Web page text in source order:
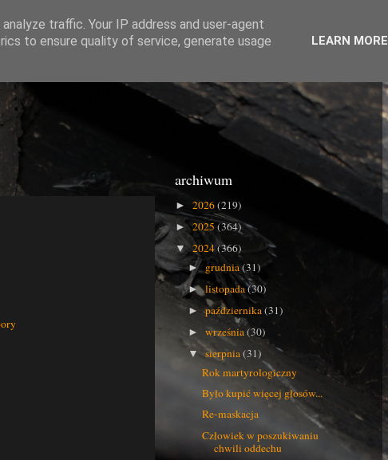
archiwum
► 2026(219)
►2025(364)
▼ 2024(366)
► grudnia(31)
►listopada(30)
►października(31)
►września(30)
▼sierpnia(31)
Rok martyrologiczny
Było kupić więcej głosów...
Re-maskacja
Człowiek w poszukiwaniu
chwili oddechu
traffic. Your IP address and user-agent
to ensure quality of service, generate usage
LEARN MORE